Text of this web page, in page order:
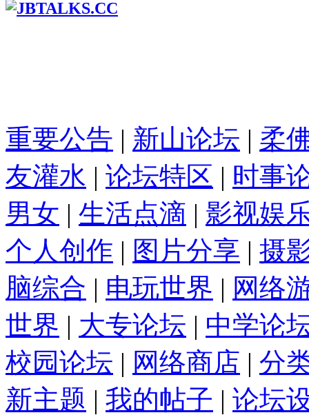
重要公告 | 新山论坛 | 柔
友灌水 | 论坛特区 | 时事
男女 | 生活点滴 | 影视娱
个人创作 | 图片分享 | 摄
脑综合 | 电玩世界 | 网络
世界 | 大专论坛 | 中学论
校园论坛 | 网络商店 | 分
新主题 | 我的帖子 | 论坛